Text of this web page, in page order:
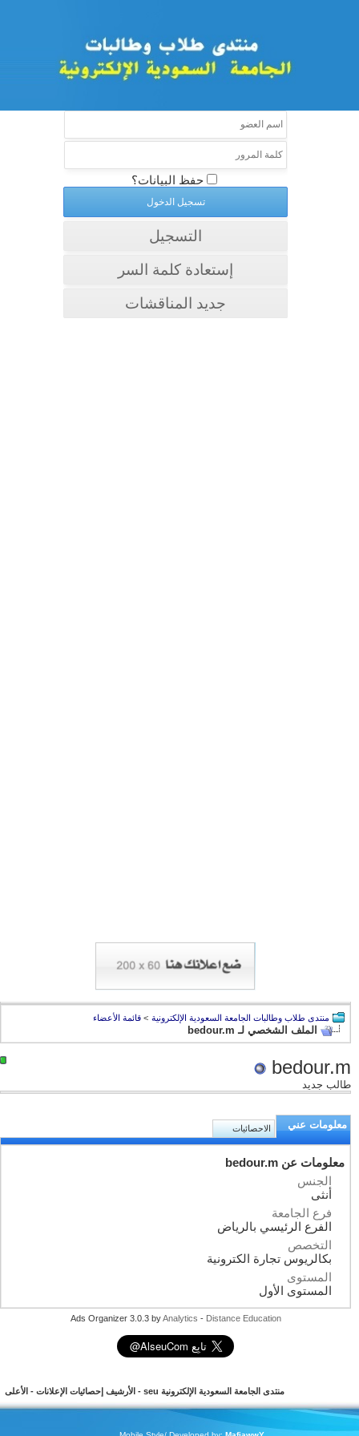
حفظ البيانات؟
التسجيل
إستعادة كلمة السر
جديد المناقشات
منتدى طلاب وطالبات الجامعة السعودية الإلكترونية > قائمة الأعضاء
الملف الشخصي لـ bedour.m
bedour.m
طالب جديد
معلومات عني الاحصائيات
معلومات عن bedour.m
الجنس
أنثى
فرع الجامعة
الفرع الرئيسي بالرياض
التخصص
بكالريوس تجارة الكترونية
المستوى
المستوى الأول
Ads Organizer 3.0.3 byAnalytics -Distance Education
منتدى الجامعة السعودية الإلكترونية seu - الأرشيف إحصائيات الإعلانات- الأعلى